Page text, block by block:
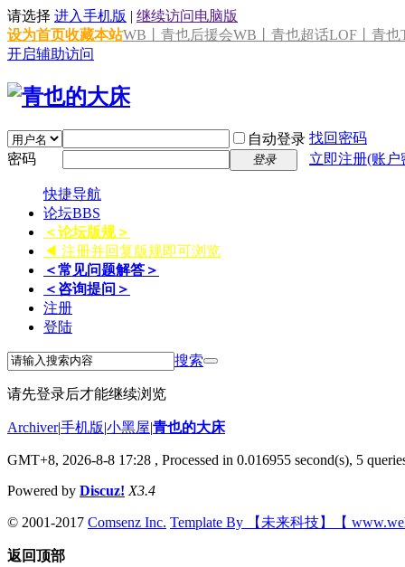
请选择 进入手机版 | 继续访问电脑版
设为首页收藏本站WB丨青也后援会WB丨青也超话LOF丨青也
开启辅助访问
自动登录 找回密码
密码
登录 立即注册(账
快捷导航
论坛BBS
＜论坛版规＞
◀ 注册并回复版规即可浏览
＜常见问题解答＞
＜咨询提问＞
注册
登陆
搜索
请先登录后才能继续浏览
Archiver|手机版|小黑屋|青也的大床
GMT+8, 2026-8-8 17:28 , Processed in 0.016955 second(s), 5
Powered by Discuz! X3.4
© 2001-2017 Comsenz Inc. Template By 【未来科技】【
返回顶部